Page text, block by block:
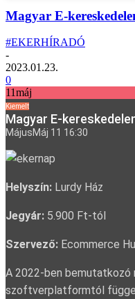
Magyar E-
#EKERHÍRADÓ
-
2023.01.23.
0
11máj
Kiemelt
Magyar E-
MájusMáj 11 16:30
Helyszín: Lurdy Ház
Jegyár: 5.900 Ft-tól
Szervező: Ecommerce
A 2022-ben bemutatkozó
szoftverplatformtól